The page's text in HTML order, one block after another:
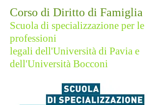
Corso di Diritto di Famiglia
Scuola di specializzazione per le
professioni
legali dell'Università di Pavia e
dell'Università Bocconi